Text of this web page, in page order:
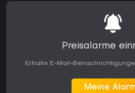
Preisalarme
Erhalte E-Mail-
Meine